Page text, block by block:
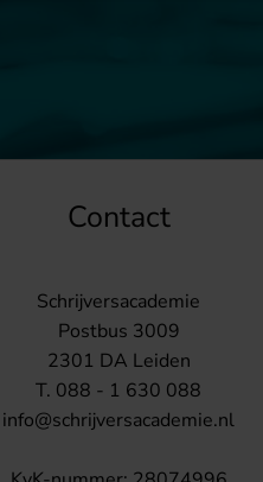
Contact
Schrijversacademie
Postbus 3009
2301 DA Leiden
T. 088 - 1 630 088
info@schrijversacademie.nl